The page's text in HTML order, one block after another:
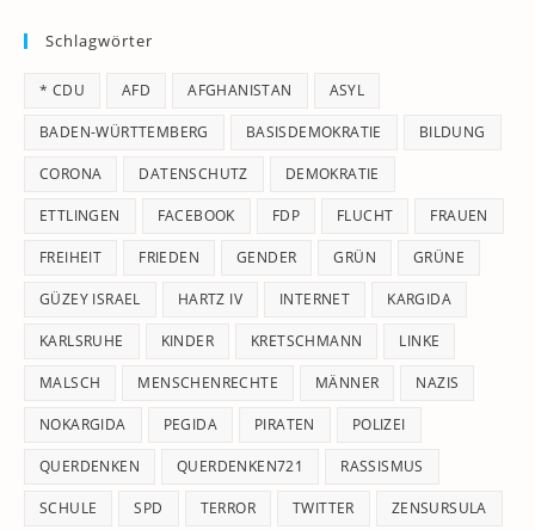
Schlagwörter
* CDU AFD AFGHANISTAN ASYL
BADEN-WÜRTTEMBERG BASISDEMOKRATIE BILDUNG
CORONA DATENSCHUTZ DEMOKRATIE
ETTLINGEN FACEBOOK FDP FLUCHT FRAUEN
FREIHEIT FRIEDEN GENDER GRÜN GRÜNE
GÜZEY ISRAEL HARTZ IV INTERNET KARGIDA
KARLSRUHE KINDER KRETSCHMANN LINKE
MALSCH MENSCHENRECHTE MÄNNER NAZIS
NOKARGIDA PEGIDA PIRATEN POLIZEI
QUERDENKEN QUERDENKEN721 RASSISMUS
SCHULE SPD TERROR TWITTER ZENSURSULA